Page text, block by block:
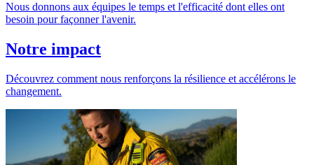
Nous donnons aux équipes le temps et l'efficacité dont elles ont
besoin pour façonner l'avenir.
Notre impact
Découvrez comment nous renforçons la résilience et accélérons le
changement.